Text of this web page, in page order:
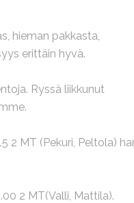
hieman pakkasta,
erittäin hyvä.
Ryssä liikkunut
2 MT (Pekuri, Peltola)
2 MT(Valli, Mattila).